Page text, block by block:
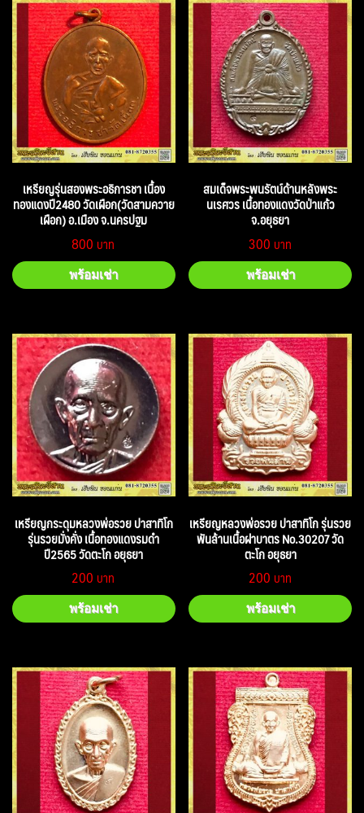
เหรียญรุ่นสองพระอธิการชา เนื้อง
ทองแดงปี2480 วัดเผือก(วัดสามควาย
เผือก) อ.เมือง จ.นครปฐม
800
พร้อมเช่า
สมเด็จพระพนรัตน์ด้านหลังพระ
นเรศวร เนื้อทองแดงวัดป่าแก้ว
จ.อยุธยา
300
พร้อมเช่า
เหรียญกระดุมหลวงพ่อรวย ปาสาทิโก
รุ่นรวยมั่งคั่ง เนื้อทองแดงรมดำ
ปี2565 วัดตะโก อยุธยา
200
พร้อมเช่า
เหรียญหลวงพ่อรวย ปาสาทิโก รุ่นรวย
พันล้านเนื้อฝาบาตร No.30207 วัด
ตะโก อยุธยา
200
พร้อมเช่า